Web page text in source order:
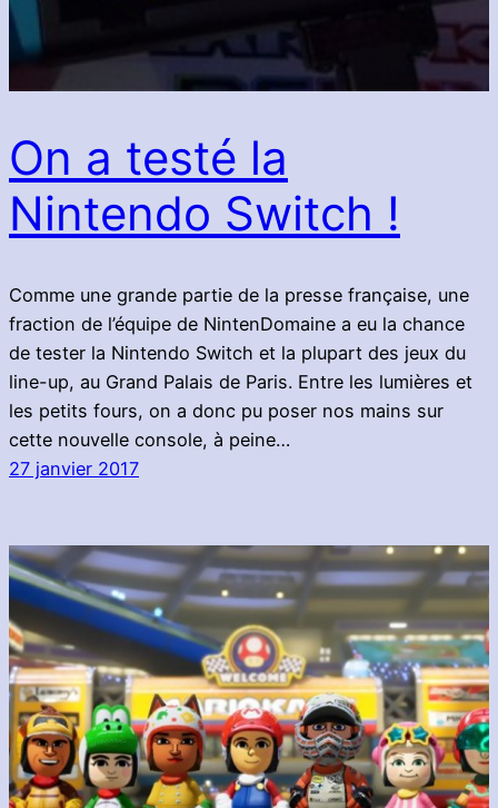
On a testé la
Nintendo Switch !
Comme une grande partie de la presse française, une
fraction de l’équipe de NintenDomaine a eu la chance
de tester la Nintendo Switch et la plupart des jeux du
line-up, au Grand Palais de Paris. Entre les lumières et
les petits fours, on a donc pu poser nos mains sur
cette nouvelle console, à peine…
27 janvier 2017